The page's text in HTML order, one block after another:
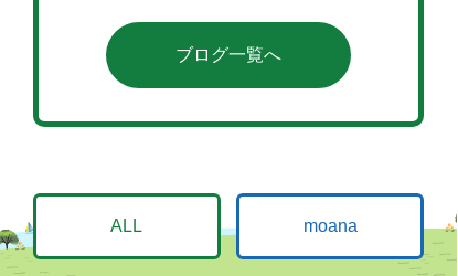
ブログ一覧へ
ALL moana